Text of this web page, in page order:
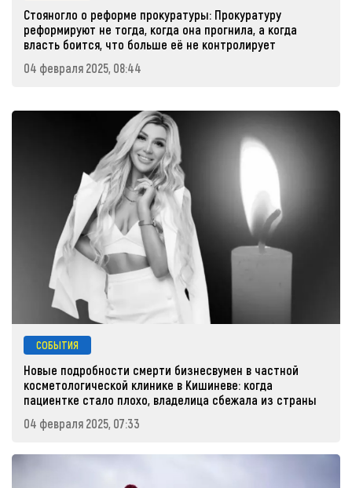
Стояногло о реформе прокуратуры: Прокуратуру
реформируют не тогда, когда она прогнила, а когда
власть боится, что больше её не контролирует
04 февраля 2025, 08:44
СОБЫТИЯ
Новые подробности смерти бизнесвумен в частной
косметологической клинике в Кишиневе: когда
пациентке стало плохо, владелица сбежала из страны
04 февраля 2025, 07:33